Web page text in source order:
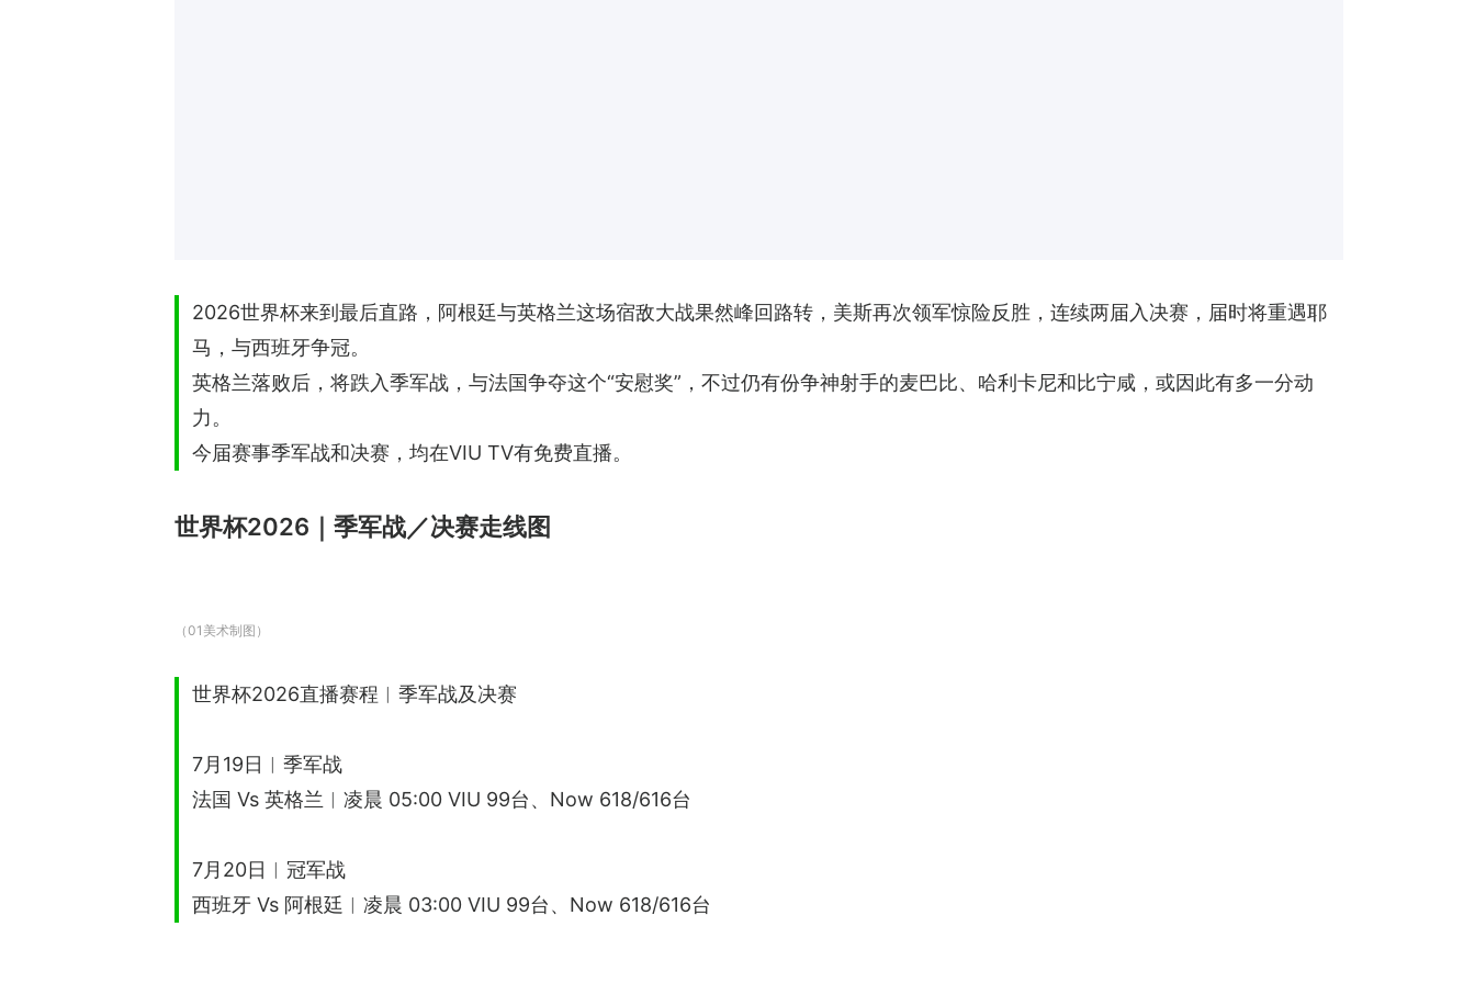
2026世界杯来到最后直路，阿根廷与英格兰这场宿敌大战果然峰回路转，美斯再次领军惊险反胜，连续两届入决赛，届时将重遇耶
马，与西班牙争冠。
英格兰落败后，将跌入季军战，与法国争夺这个“安慰奖”，不过仍有份争神射手的麦巴比、哈利卡尼和比宁咸，或因此有多一分动
力。
今届赛事季军战和决赛，均在VIU TV有免费直播。
世界杯2026｜季军战／决赛走线图
（01美术制图）
世界杯2026直播赛程︱季军战及决赛
7月19日︱季军战
法国 Vs 英格兰︱凌晨 05:00 VIU 99台、Now 618/616台
7月20日︱冠军战
西班牙 Vs 阿根廷︱凌晨 03:00 VIU 99台、Now 618/616台